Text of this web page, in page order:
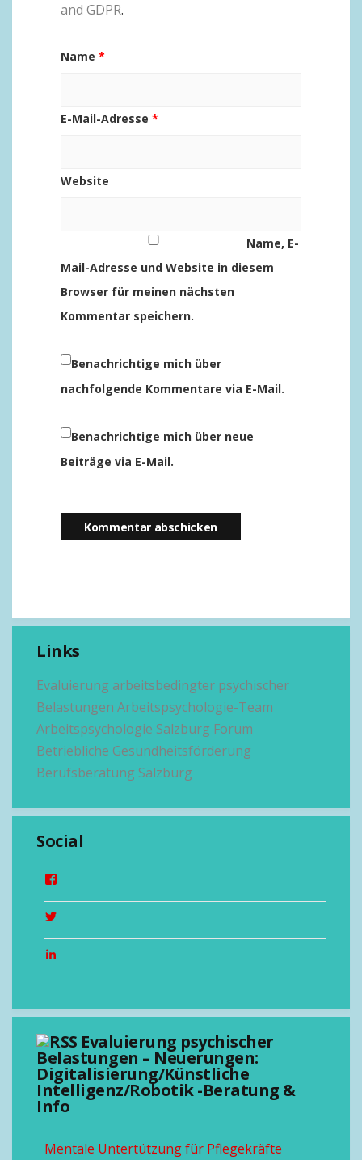
and GDPR.
Name *
E-Mail-Adresse *
Website
Name, E-
Mail-Adresse und Website in diesem
Browser für meinen nächsten
Kommentar speichern.
Benachrichtige mich über
nachfolgende Kommentare via E-Mail.
Benachrichtige mich über neue
Beiträge via E-Mail.
Links
Evaluierung arbeitsbedingter psychischer
Belastungen Arbeitspsychologie-Team
Arbeitspsychologie Salzburg Forum
Betriebliche Gesundheitsförderung
Berufsberatung Salzburg
Social
Evaluierung psychischer
Belastungen – Neuerungen:
Digitalisierung/Künstliche
Intelligenz/Robotik -Beratung &
Info
Mentale Untertützung für Pflegekräfte